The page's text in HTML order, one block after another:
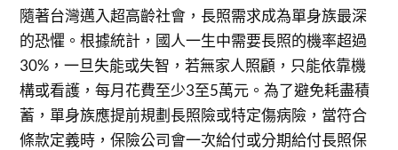
隨著台灣邁入超高齡社會，長照需求成為單身族最深
的恐懼。根據統計，國人一生中需要長照的機率超過
30%，一旦失能或失智，若無家人照顧，只能依靠機
構或看護，每月花費至少3至5萬元。為了避免耗盡積
蓄，單身族應提前規劃長照險或特定傷病險，當符合
條款定義時，保險公司會一次給付或分期給付長照保